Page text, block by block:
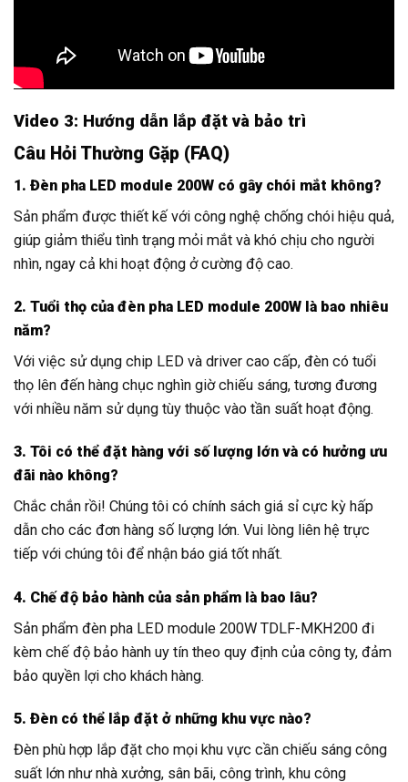
Video 3: Hướng dẫn lắp đặt và bảo trì
Câu Hỏi Thường Gặp (FAQ)
1. Đèn pha LED module 200W có gây chói mắt không?
Sản phẩm được thiết kế với công nghệ chống chói hiệu quả,
giúp giảm thiểu tình trạng mỏi mắt và khó chịu cho người
nhìn, ngay cả khi hoạt động ở cường độ cao.
2. Tuổi thọ của đèn pha LED module 200W là bao nhiêu
năm?
Với việc sử dụng chip LED và driver cao cấp, đèn có tuổi
thọ lên đến hàng chục nghìn giờ chiếu sáng, tương đương
với nhiều năm sử dụng tùy thuộc vào tần suất hoạt động.
3. Tôi có thể đặt hàng với số lượng lớn và có hưởng ưu
đãi nào không?
Chắc chắn rồi! Chúng tôi có chính sách giá sỉ cực kỳ hấp
dẫn cho các đơn hàng số lượng lớn. Vui lòng liên hệ trực
tiếp với chúng tôi để nhận báo giá tốt nhất.
4. Chế độ bảo hành của sản phẩm là bao lâu?
Sản phẩm đèn pha LED module 200W TDLF-MKH200 đi
kèm chế độ bảo hành uy tín theo quy định của công ty, đảm
bảo quyền lợi cho khách hàng.
5. Đèn có thể lắp đặt ở những khu vực nào?
Đèn phù hợp lắp đặt cho mọi khu vực cần chiếu sáng công
suất lớn như nhà xưởng, sân bãi, công trình, khu công